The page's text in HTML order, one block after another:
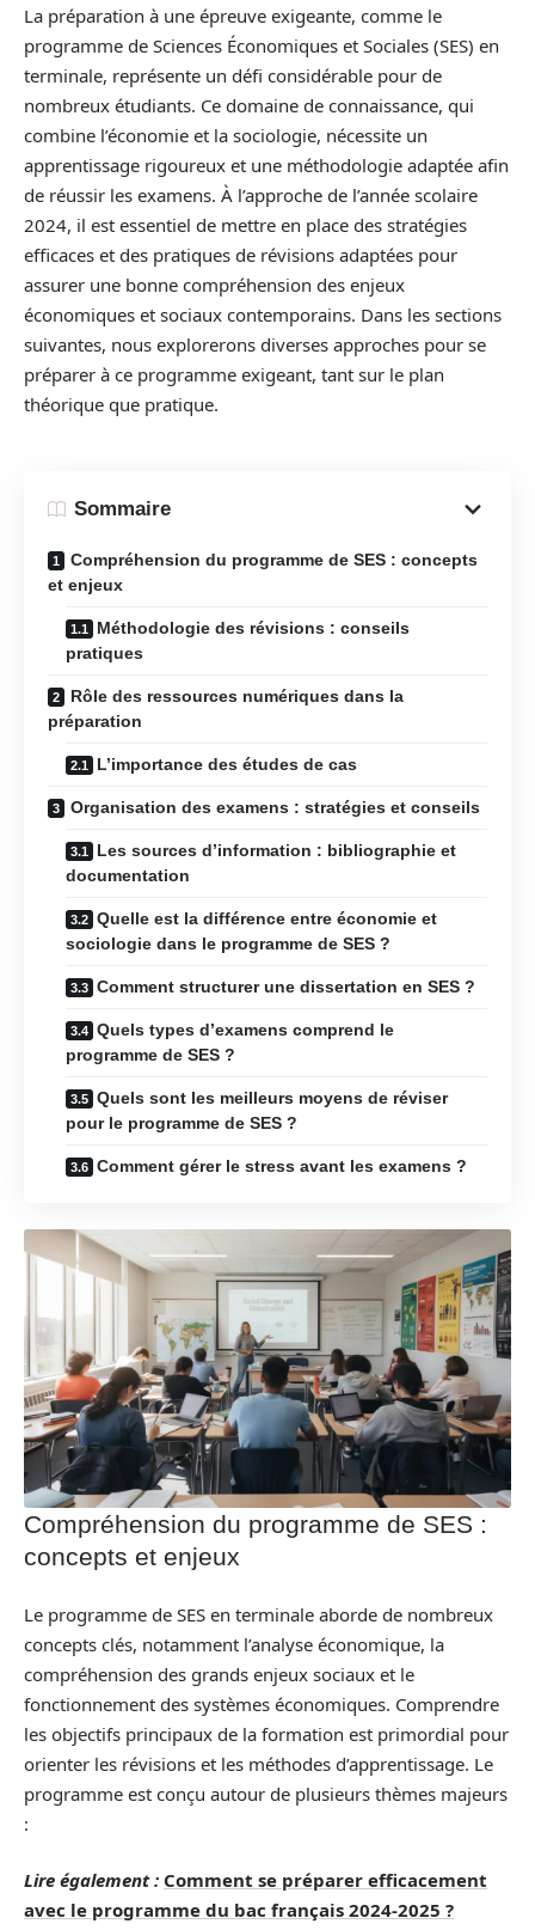
La préparation à une épreuve exigeante, comme le
programme de Sciences Économiques et Sociales (SES) en
terminale, représente un défi considérable pour de
nombreux étudiants. Ce domaine de connaissance, qui
combine l’économie et la sociologie, nécessite un
apprentissage rigoureux et une méthodologie adaptée afin
de réussir les examens. À l’approche de l’année scolaire
2024, il est essentiel de mettre en place des stratégies
efficaces et des pratiques de révisions adaptées pour
assurer une bonne compréhension des enjeux
économiques et sociaux contemporains. Dans les sections
suivantes, nous explorerons diverses approches pour se
préparer à ce programme exigeant, tant sur le plan
théorique que pratique.
Sommaire
Compréhension du programme de SES : concepts
et enjeux
Méthodologie des révisions : conseils
pratiques
Rôle des ressources numériques dans la
préparation
L’importance des études de cas
Organisation des examens : stratégies et conseils
Les sources d’information : bibliographie et
documentation
Quelle est la différence entre économie et
sociologie dans le programme de SES ?
Comment structurer une dissertation en SES ?
Quels types d’examens comprend le
programme de SES ?
Quels sont les meilleurs moyens de réviser
pour le programme de SES ?
Comment gérer le stress avant les examens ?
Compréhension du programme de SES :
concepts et enjeux
Le programme de SES en terminale aborde de nombreux
concepts clés, notamment l’analyse économique, la
compréhension des grands enjeux sociaux et le
fonctionnement des systèmes économiques. Comprendre
les objectifs principaux de la formation est primordial pour
orienter les révisions et les méthodes d’apprentissage. Le
programme est conçu autour de plusieurs thèmes majeurs
:
Lire également : Comment se préparer efficacement
avec le programme du bac français 2024-2025 ?